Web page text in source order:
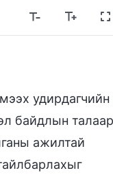
удирдагчийн
байдлын талаар
ажилтай